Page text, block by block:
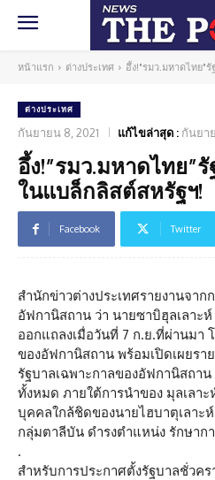
หน้าแรก ต่างประเทศ อึ้ง!"รมว.มหาดไทย"
ต่างประเทศ
กันยายน 8, 2021 แก้ไขล่าสุด : กันยา
อึ้ง!”รมว.มหาดไทย”
ในแบล็กลิสต์สหรัฐฯ!
Facebook Twitter
สำนักข่าวต่างประเทศรายงานจาก
อัฟกานิสถาน ว่า นายซาบิฮุลเลา
ออกแถลงเมื่อวันที่ 7 ก.ย.ที่ผ่านมา
ของอัฟกานิสถาน พร้อมเปิดเผยร
รัฐบาลเฉพาะกาลของอัฟกานิสถา
ทั้งหมด ภายใต้การนำของ มุลเลา
บุคคลใกล้ชิดของนายไฮบาตุเลาะ
กลุ่มตาลีบัน ดำรงตำแหน่ง รักษาก
.
สำหรับการประกาศตั้งรัฐบาลชั่วค